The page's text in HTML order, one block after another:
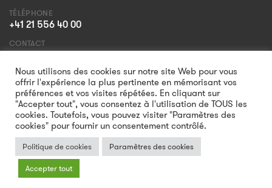
TÉLÉPHONE
+41 21 556 40 00
CONTACT
Formulaire
© 2026 Institut et Haute Ecole de la Santé La Source
Nous utilisons des cookies sur notre site Web pour vous
offrir l'expérience la plus pertinente en mémorisant vos
préférences et vos visites répétées. En cliquant sur
"Accepter tout", vous consentez à l'utilisation de TOUS les
cookies. Toutefois, vous pouvez visiter "Paramètres des
cookies" pour fournir un consentement contrôlé.
Politique de cookies
Paramètres des cookies
Accepter tout